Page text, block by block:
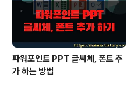
파워포인트 PPT 글씨체, 폰트 추
가 하는 방법